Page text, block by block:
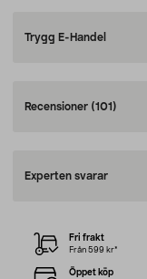
Trygg E-Handel
Recensioner (101)
Experten svarar
Fri frakt
Från 599 kr*
Öppet köp